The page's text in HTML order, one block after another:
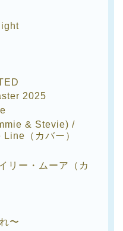
2025
& Stevie) /
（カバー）
リー・ムーア（カ
〜